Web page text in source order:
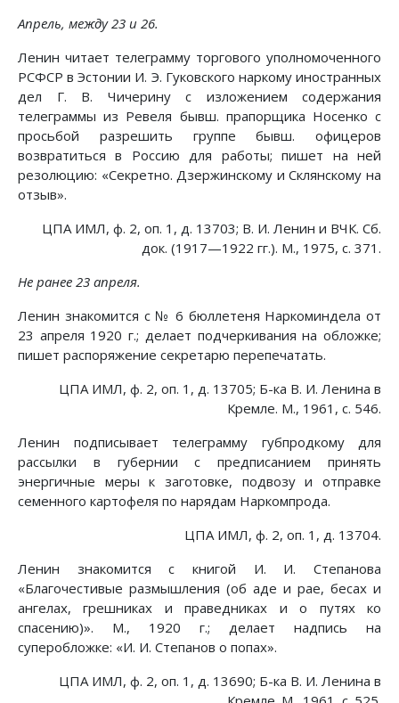
Апрель, между 23 и 26.
Ленин читает телеграмму торгового уполномоченного
РСФСР в Эстонии И. Э. Гуковского наркому иностранных
дел Г. В. Чичерину с изложением содержания
телеграммы из Ревеля бывш. прапорщика Носенко с
просьбой разрешить группе бывш. офицеров
возвратиться в Россию для работы; пишет на ней
резолюцию: «Секретно. Дзержинскому и Склянскому на
отзыв».
ЦПА ИМЛ, ф. 2, оп. 1, д. 13703; В. И. Ленин и ВЧК. Сб.
док. (1917—1922 гг.). М., 1975, с. 371.
Не ранее 23 апреля.
Ленин знакомится с № 6 бюллетеня Наркоминдела от
23 апреля 1920 г.; делает подчеркивания на обложке;
пишет распоряжение секретарю перепечатать.
ЦПА ИМЛ, ф. 2, оп. 1, д. 13705; Б-ка В. И. Ленина в
Кремле. М., 1961, с. 546.
Ленин подписывает телеграмму губпродкому для
рассылки в губернии с предписанием принять
энергичные меры к заготовке, подвозу и отправке
семенного картофеля по нарядам Наркомпрода.
ЦПА ИМЛ, ф. 2, оп. 1, д. 13704.
Ленин знакомится с книгой И. И. Степанова
«Благочестивые размышления (об аде и рае, бесах и
ангелах, грешниках и праведниках и о путях ко
спасению)». М., 1920 г.; делает надпись на
суперобложке: «И. И. Степанов о попах».
ЦПА ИМЛ, ф. 2, оп. 1, д. 13690; Б-ка В. И. Ленина в